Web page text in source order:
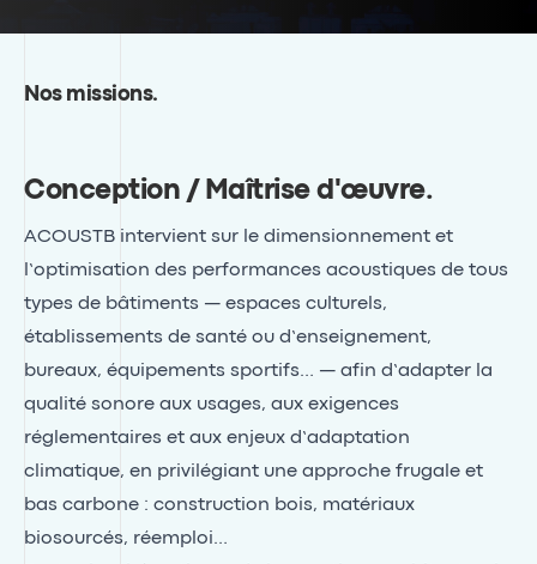
Nos missions.
Conception / Maîtrise d'œuvre.
ACOUSTB intervient sur le dimensionnement et
l’optimisation des performances acoustiques de tous
types de bâtiments — espaces culturels,
établissements de santé ou d’enseignement,
bureaux, équipements sportifs… — afin d’adapter la
qualité sonore aux usages, aux exigences
réglementaires et aux enjeux d’adaptation
climatique, en privilégiant une approche frugale et
bas carbone : construction bois, matériaux
biosourcés, réemploi…